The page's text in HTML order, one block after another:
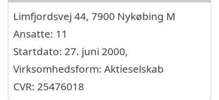
Limfjordsvej 44, 7900 Nykøbing M
Ansatte: 11
Startdato: 27. juni 2000,
Virksomhedsform: Aktieselskab
CVR: 25476018